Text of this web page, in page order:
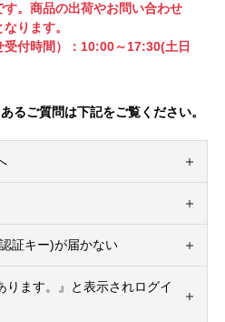
。商品の出荷やお問い合わせ
ります。
受付時間）：10:00～17:30(土日
るご質問は下記をご覧ください。
証キー)が届かない
ります。』と表示されログイ